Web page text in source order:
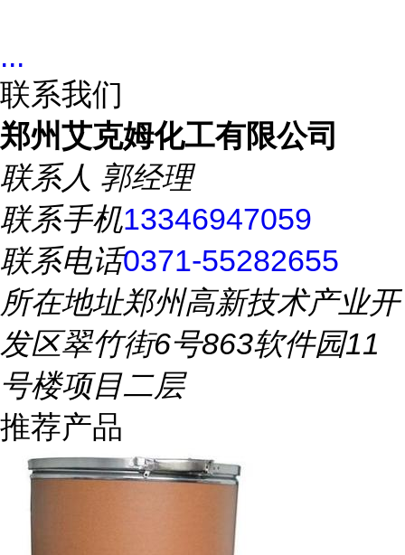
...
联系我们
郑州艾克姆化工有限公司
联系人 郭经理
联系手机13346947059
联系电话0371-55282655
所在地址郑州高新技术产业开
发区翠竹街6号863软件园11
号楼项目二层
推荐产品